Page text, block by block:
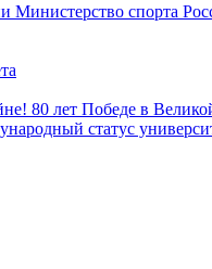
Министерство спорта
80 лет Победе в
статус